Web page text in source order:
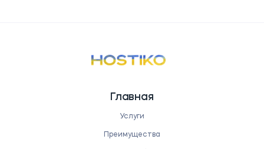
Главная
Услуги
Преимущества